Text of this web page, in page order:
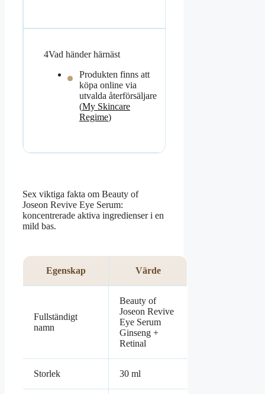
4Vad händer härnäst
Produkten finns att
köpa online via
utvalda återförsäljare
(My Skincare
Regime)
Sex viktiga fakta om Beauty of
Joseon Revive Eye Serum:
koncentrerade aktiva ingredienser i en
mild bas.
Egenskap Värde
Fullständigt
namn
Beauty of
Joseon Revive
Eye Serum
Ginseng +
Retinal
Storlek 30 ml